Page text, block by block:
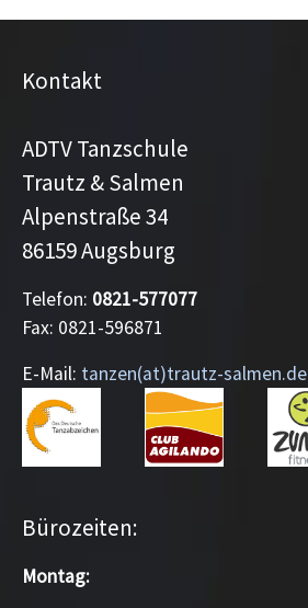
Kontakt
ADTV Tanzschule
Trautz & Salmen
Alpenstraße 34
86159 Augsburg
Telefon: 0821-577077
Fax: 0821-596871
E-Mail: tanzen(at)trautz-salmen.de
Bürozeiten:
Montag: